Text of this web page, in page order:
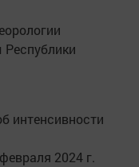
интенсивности
2024 г.